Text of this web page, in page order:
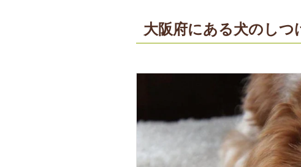
大阪府にある犬のし